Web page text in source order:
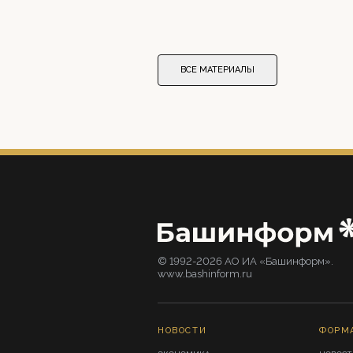
ВСЕ МАТЕРИАЛЫ
© 1992-2026 АО ИА «Башинформ».
www.bashinform.ru
НОВОСТИ